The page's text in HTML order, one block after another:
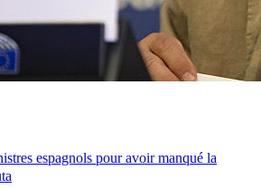
espagnols pour avoir manqué la